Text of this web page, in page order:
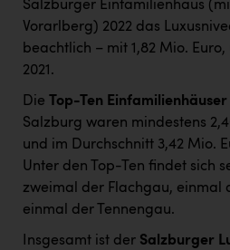
Salzburger Einfamilienhaus
Vorarlberg) 2022 das
beachtlich – mit 1,82 Mio. Euro,
2021.
Die Top-Ten Einfamilienhäuser
Salzburg waren mindestens
und im Durchschnitt 3,42 Mio.
Unter den Top-Ten findet sich
zweimal der Flachgau, einmal
einmal der Tennengau.
Insgesamt ist der Salzburger